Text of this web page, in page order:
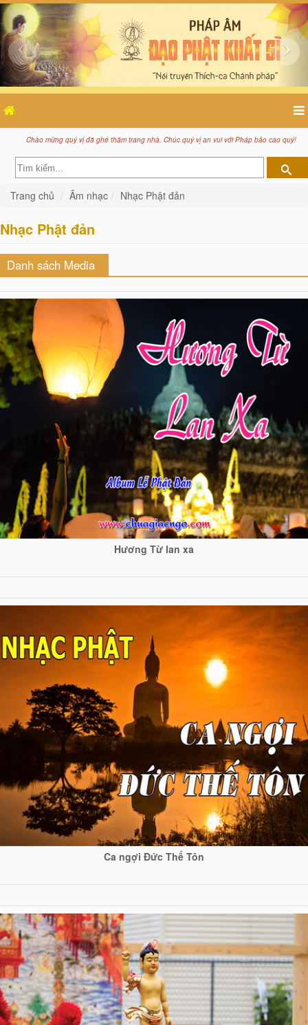
Chào mừng quý vị đã ghé thăm trang nhà. Chúc quý vị an vui với Pháp bảo cao quý!
Trang chủ Âm nhạc Nhạc Phật đản
Nhạc Phật đản
Danh sách Media
Hương Từ lan xa
Ca ngợi Đức Thế Tôn